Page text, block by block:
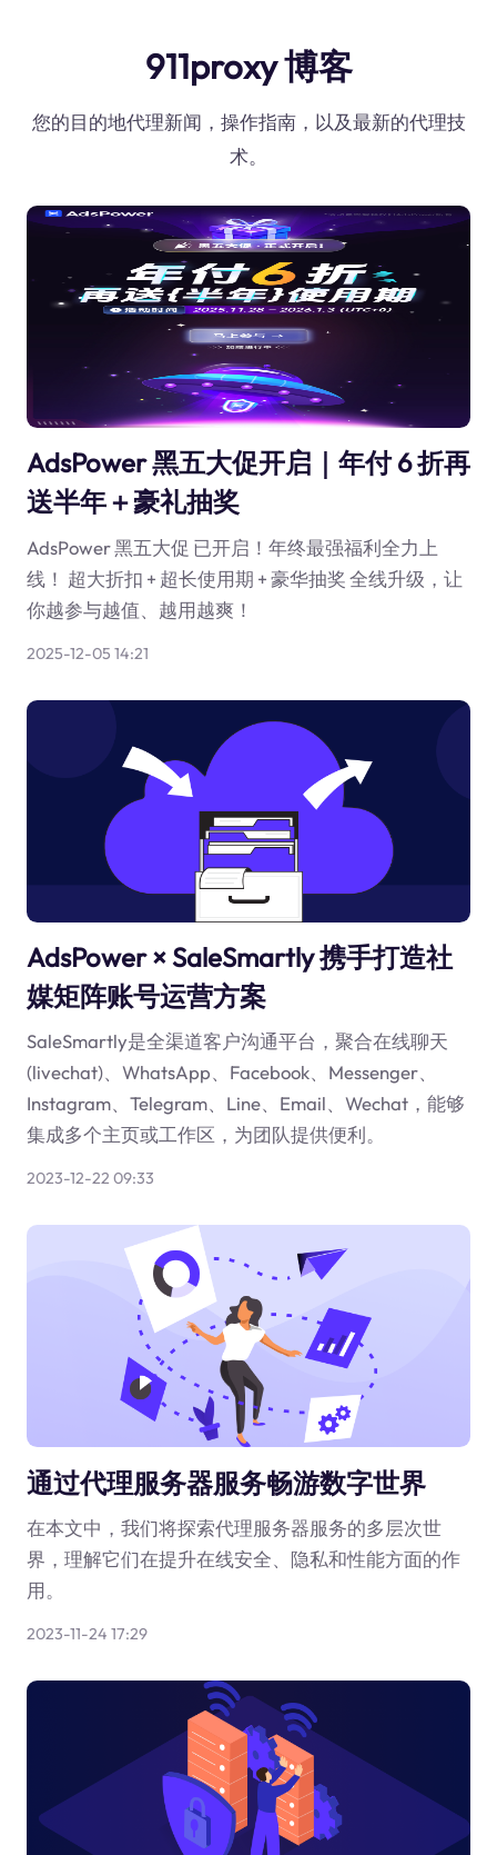
911proxy 博客
您的目的地代理新闻，操作指南，以及最新的代理技
术。
AdsPower 黑五大促开启｜年付 6 折再
送半年＋豪礼抽奖
AdsPower 黑五大促 已开启！年终最强福利全力上
线！ 超大折扣 + 超长使用期 + 豪华抽奖 全线升级，让
你越参与越值、越用越爽！
2025-12-05 14:21
AdsPower × SaleSmartly 携手打造社
媒矩阵账号运营方案
SaleSmartly是全渠道客户沟通平台，聚合在线聊天
(livechat)、WhatsApp、Facebook、Messenger、
Instagram、Telegram、Line、Email、Wechat，能够
集成多个主页或工作区，为团队提供便利。
2023-12-22 09:33
通过代理服务器服务畅游数字世界
在本文中，我们将探索代理服务器服务的多层次世
界，理解它们在提升在线安全、隐私和性能方面的作
用。
2023-11-24 17:29